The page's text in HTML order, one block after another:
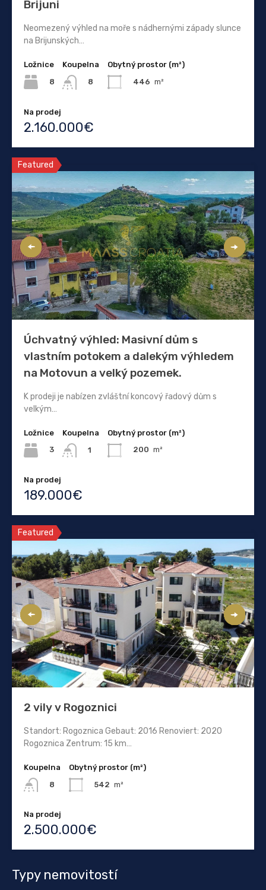
Brijuni
Neomezený výhled na moře s nádhernými západy slunce
na Brijunských…
Ložnice
8
Koupelna
8
Obytný prostor (m²)
446 m²
Na prodej
2.160.000€
Featured
Úchvatný výhled: Masivní dům s
vlastním potokem a dalekým výhledem
na Motovun a velký pozemek.
K prodeji je nabízen zvláštní koncový řadový dům s
velkým…
Ložnice
3
Koupelna
1
Obytný prostor (m²)
200 m²
Na prodej
189.000€
Featured
2 vily v Rogoznici
Standort: Rogoznica Gebaut: 2016 Renoviert: 2020
Rogoznica Zentrum: 15 km…
Koupelna
8
Obytný prostor (m²)
542 m²
Na prodej
2.500.000€
Typy nemovitostí